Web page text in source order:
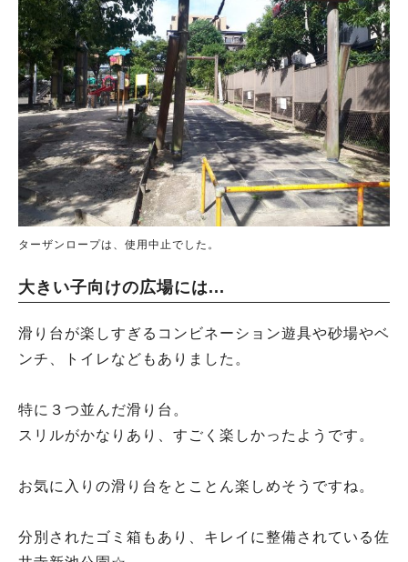
ターザンロープは、使用中止でした。
大きい子向けの広場には...
滑り台が楽しすぎるコンビネーション遊具や砂場やベ
ンチ、トイレなどもありました。
特に３つ並んだ滑り台。
スリルがかなりあり、すごく楽しかったようです。
お気に入りの滑り台をとことん楽しめそうですね。
分別されたゴミ箱もあり、キレイに整備されている佐